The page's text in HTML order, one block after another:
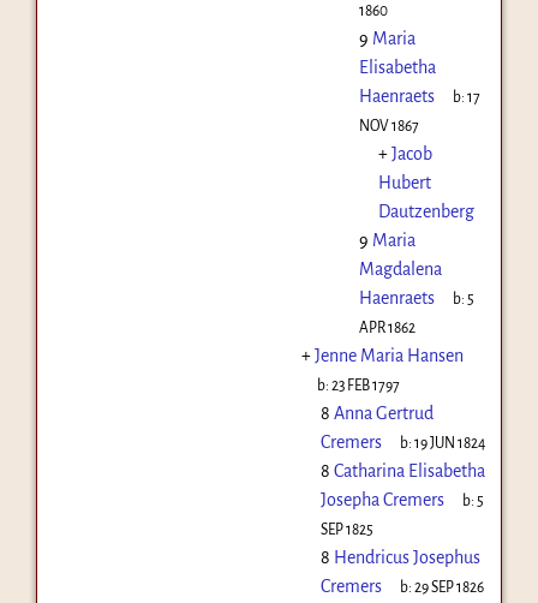
1860
9 Maria
Elisabetha
Haenraets
b:17
NOV 1867
+Jacob
Hubert
Dautzenberg
9 Maria
Magdalena
Haenraets
b: 5
APR 1862
+Jenne Maria Hansen
b:23 FEB 1797
8 Anna Gertrud
Cremers
b:19 JUN 1824
8 Catharina Elisabetha
Josepha Cremers
b: 5
SEP 1825
8 Hendricus Josephus
Cremers
b:29 SEP 1826